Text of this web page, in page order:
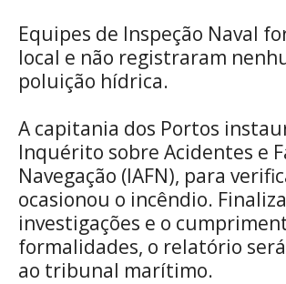
Equipes de Inspeção Naval
local e não registraram
poluição hídrica.
A capitania dos Portos
Inquérito sobre Acidentes e
Navegação (IAFN), para
ocasionou o incêndio.
investigações e o
formalidades, o relatório
ao tribunal marítimo.